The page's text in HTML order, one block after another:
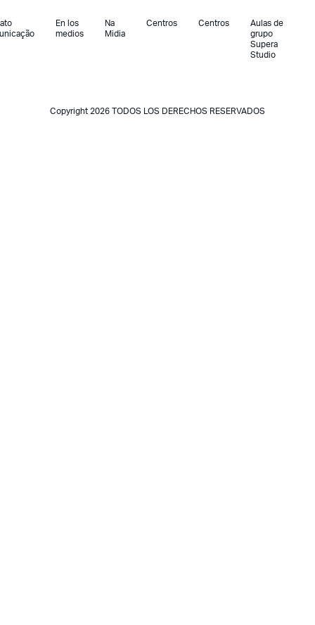
En los
medios
Na
Midia
Centros Centros
Aulas de
grupo
Supera
Studio
Copyright 2026 TODOS LOS DERECHOS RESERVADOS